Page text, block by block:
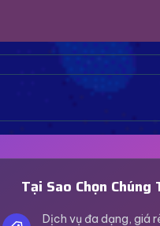
Tại Sao Chọn Chúng
Dịch vụ đa dạng, giá
Trợ Lý Hỗ Trợ
Luôn sẵn sàng giải đáp thắc mắc
Vui lòng chọn phương thức hỗ
cầu của bạn.